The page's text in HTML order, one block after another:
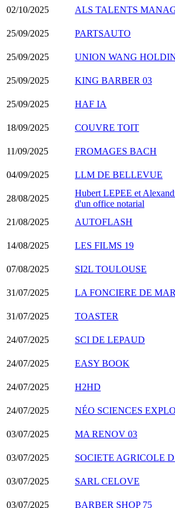
02/10/2025 ALS TALENTS
25/09/2025 PARTSAUTO
25/09/2025 UNION WANG
25/09/2025 KING BARBER 03
25/09/2025 HAF IA
18/09/2025 COUVRE TOIT
11/09/2025 FROMAGES BACH
04/09/2025 LLM DE BELLEVUE
28/08/2025
Hubert LEPEE et
d'un office notarial
21/08/2025 AUTOFLASH
14/08/2025 LES FILMS 19
07/08/2025 SI2L TOULOUSE
31/07/2025 LA FONCIERE DE
31/07/2025 TOASTER
24/07/2025 SCI DE LEPAUD
24/07/2025 EASY BOOK
24/07/2025 H2HD
24/07/2025 NÉO SCIENCES
03/07/2025 MA RENOV 03
03/07/2025 SOCIETE AGRICOLE
03/07/2025 SARL CELOVE
03/07/2025 BARBER SHOP 75